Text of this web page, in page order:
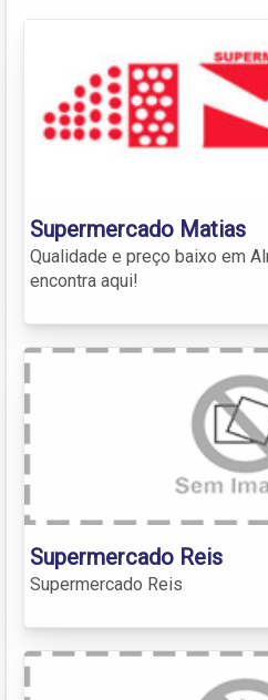
Supermercado Matias
Qualidade e preço baixo em
encontra aqui!
Supermercado Reis
Supermercado Reis